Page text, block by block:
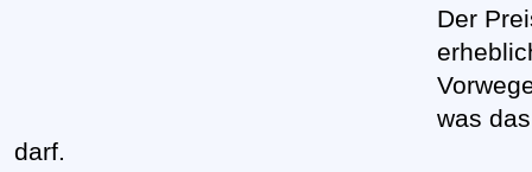
Der
was
darf.